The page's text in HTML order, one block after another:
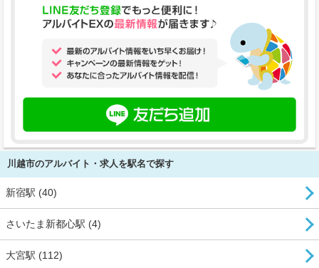
川越市のアルバイト・求人を駅名で探す
新宿駅 (40)
さいたま新都心駅 (4)
大宮駅 (112)